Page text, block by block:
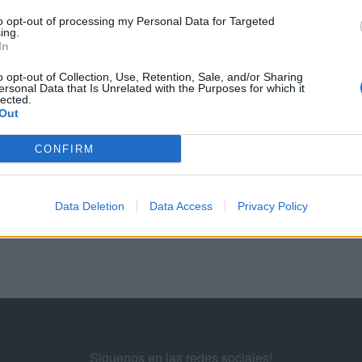
opt-out of processing my Personal Data for Targeted
opt-out of Collection, Use, Retention, Sale, and/or Sharing
Data that Is Unrelated with the Purposes for which it
CONFIRM
Data Deletion Data Access Privacy Policy
PREGUNTAS Y RESPUESTAS DE LA EVALUACIÓN DE FUNDAMENTOS DE
31 32 33 ... 35 36 37 38
for Ads
Siguenos en las redes sociales!